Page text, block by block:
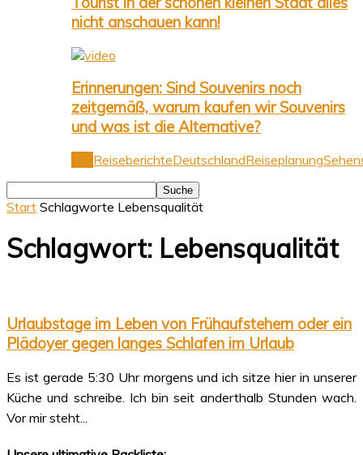
nicht anschauen kann!
Erinnerungen: Sind Souvenirs noch
zeitgemäß, warum kaufen wir Souvenirs
und was ist die Alternative?
ReiseberichteDeutschlandReiseplanung
Start Schlagworte Lebensqualität
Schlagwort: Lebensqualität
Urlaubstage im Leben von Frühaufstehern oder ein
Plädoyer gegen langes Schlafen im Urlaub
Es ist gerade 5:30 Uhr morgens und ich sitze hier in unserer
Küche und schreibe. Ich bin seit anderthalb Stunden wach.
Vor mir steht...